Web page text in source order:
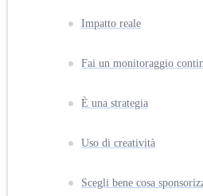
Impatto reale
Fai un monitoraggio
È una strategia
Uso di creatività
Scegli bene cosa